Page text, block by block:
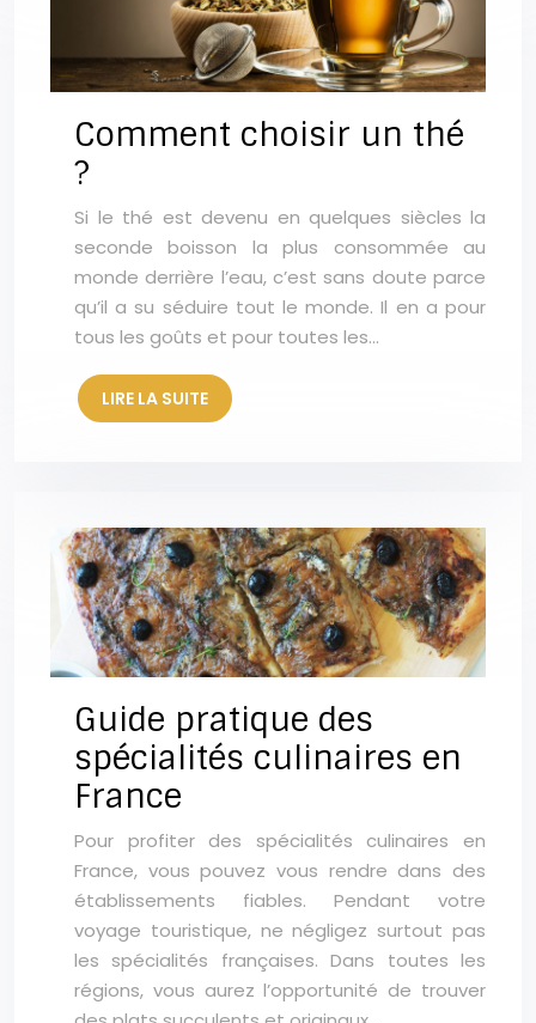
Comment choisir un thé
?
Si le thé est devenu en quelques siècles la
seconde boisson la plus consommée au
monde derrière l’eau, c’est sans doute parce
qu’il a su séduire tout le monde. Il en a pour
tous les goûts et pour toutes les…
LIRE LA SUITE
Guide pratique des
spécialités culinaires en
France
Pour profiter des spécialités culinaires en
France, vous pouvez vous rendre dans des
établissements fiables. Pendant votre
voyage touristique, ne négligez surtout pas
les spécialités françaises. Dans toutes les
régions, vous aurez l’opportunité de trouver